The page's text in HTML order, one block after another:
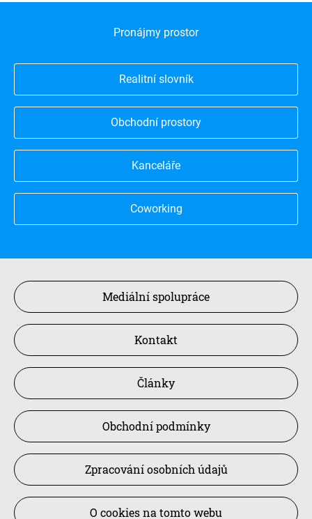
Pronájmy prostor
Realitní slovník
Obchodní prostory
Kanceláře
Coworking
Mediální spolupráce
Kontakt
Články
Obchodní podmínky
Zpracování osobních údajů
O cookies na tomto webu